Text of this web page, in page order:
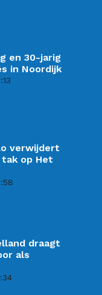
en 30-jarig
in Noordijk
verwijdert
op Het
draagt
als